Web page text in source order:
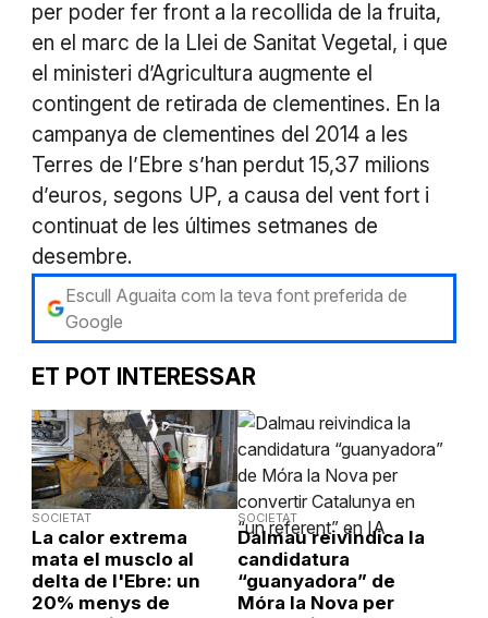
per poder fer front a la recollida de la fruita,
en el marc de la Llei de Sanitat Vegetal, i que
el ministeri d’Agricultura augmente el
contingent de retirada de clementines. En la
campanya de clementines del 2014 a les
Terres de l’Ebre s’han perdut 15,37 milions
d’euros, segons UP, a causa del vent fort i
continuat de les últimes setmanes de
desembre.
Escull Aguaita com la teva font preferida de
Google
ET POT INTERESSAR
SOCIETAT
La calor extrema
mata el musclo al
delta de l'Ebre: un
20% menys de
SOCIETAT
Dalmau reivindica la
candidatura
“guanyadora” de
Móra la Nova per